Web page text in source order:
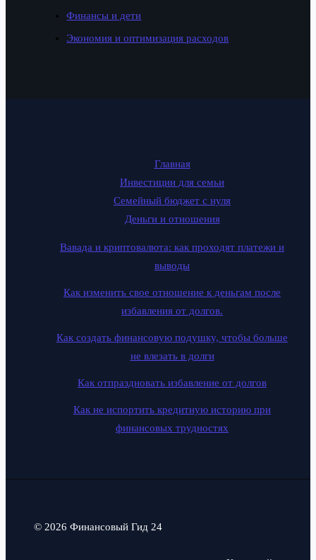
Финансы и дети
Экономия и оптимизация расходов
Главная
Инвестиции для семьи
Семейный бюджет с нуля
Деньги и отношения
Вавада и криптовалюта: как проходят платежи и
выводы
Как изменить свое отношение к деньгам после
избавления от долгов.
Как создать финансовую подушку, чтобы больше
не влезать в долги
Как отпраздновать избавление от долгов
Как не испортить кредитную историю при
финансовых трудностях
© 2026 Финансовый Гид 24